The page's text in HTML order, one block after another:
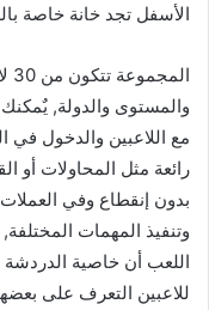
الأسفل تجد خانة خاصة
والمستوى والدولة,
مع اللاعبين والدخول
رائعة مثل المحاولات أو
بدون إنقطاع وفي العملات
وتنفيذ المهمات
اللعب أن خاصية
للاعبين التعرف على